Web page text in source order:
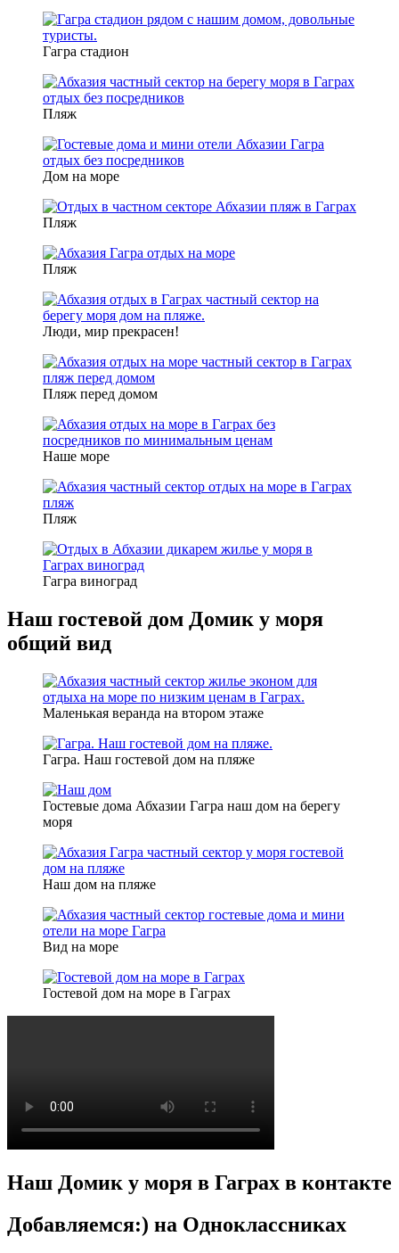
Гагра стадион
Пляж
Дом на море
Пляж
Пляж
Люди, мир прекрасен!
Пляж перед домом
Наше море
Пляж
Гагра виноград
Наш гостевой дом Домик у моря
общий вид
Маленькая веранда на втором этаже
Гагра. Наш гостевой дом на пляже
Гостевые дома Абхазии Гагра наш дом на берегу
моря
Наш дом на пляже
Вид на море
Гостевой дом на море в Гаграх
Наш Домик у моря в Гаграх в контакте
Добавляемся:) на Одноклассниках